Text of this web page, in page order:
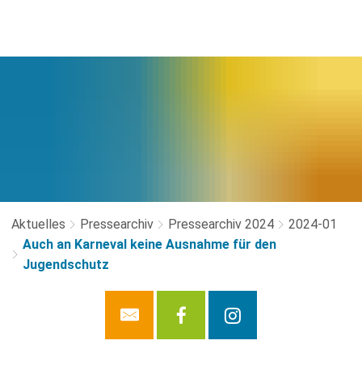
Aktuelles Pressearchiv Pressearchiv 2024
2024-01
Auch an Karneval keine Ausnahme für den
Jugendschutz